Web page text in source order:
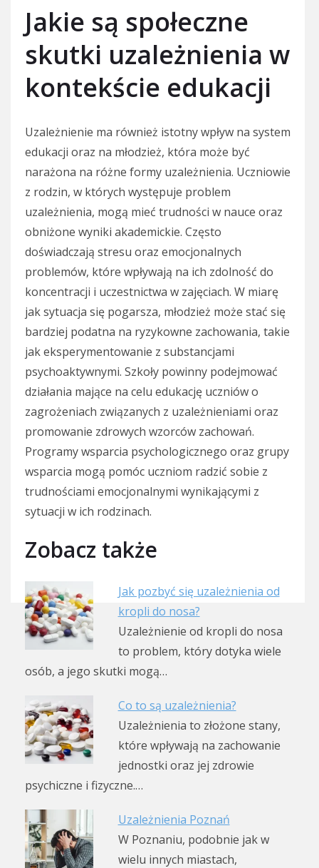
Jakie są społeczne
skutki uzależnienia w
kontekście edukacji
Uzależnienie ma również istotny wpływ na system
edukacji oraz na młodzież, która może być
narażona na różne formy uzależnienia. Uczniowie
z rodzin, w których występuje problem
uzależnienia, mogą mieć trudności w nauce oraz
obniżone wyniki akademickie. Często
doświadczają stresu oraz emocjonalnych
problemów, które wpływają na ich zdolność do
koncentracji i uczestnictwa w zajęciach. W miarę
jak sytuacja się pogarsza, młodzież może stać się
bardziej podatna na ryzykowne zachowania, takie
jak eksperymentowanie z substancjami
psychoaktywnymi. Szkoły powinny podejmować
działania mające na celu edukację uczniów o
zagrożeniach związanych z uzależnieniami oraz
promowanie zdrowych wzorców zachowań.
Programy wsparcia psychologicznego oraz grupy
wsparcia mogą pomóc uczniom radzić sobie z
trudnościami emocjonalnymi wynikającymi z
sytuacji w ich rodzinach.
Zobacz także
Jak pozbyć się uzależnienia od
kropli do nosa?
Uzależnienie od kropli do nosa
to problem, który dotyka wiele
osób, a jego skutki mogą…
Co to są uzależnienia?
Uzależnienia to złożone stany,
które wpływają na zachowanie
jednostki oraz jej zdrowie
psychiczne i fizyczne.…
Uzależnienia Poznań
W Poznaniu, podobnie jak w
wielu innych miastach,